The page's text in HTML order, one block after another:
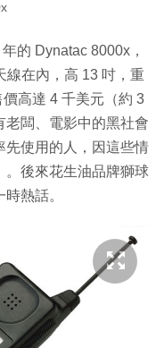
的 Dynatac 8000x，
線在內，高 13 吋，重
高達 4 千美元（約 3
闆、電影中的黑社會
先使用的人，因這些情
。後來花生油品牌獅球
熱話。